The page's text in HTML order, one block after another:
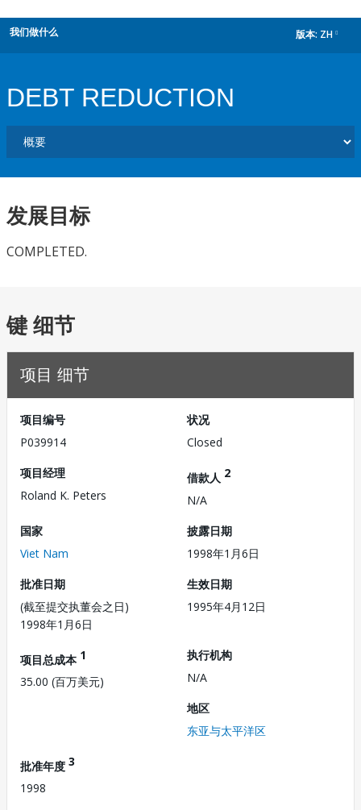
我们做什么 版本: ZH
DEBT REDUCTION
发展目标
COMPLETED.
键 细节
项目 细节
项目编号
P039914
状况
Closed
项目经理
Roland K. Peters
借款人 2
N/A
国家
Viet Nam
披露日期
1998年1月6日
批准日期
(截至提交执董会之日)
1998年1月6日
生效日期
1995年4月12日
项目总成本 1
35.00 (百万美元)
执行机构
N/A
地区
东亚与太平洋区
批准年度 3
1998